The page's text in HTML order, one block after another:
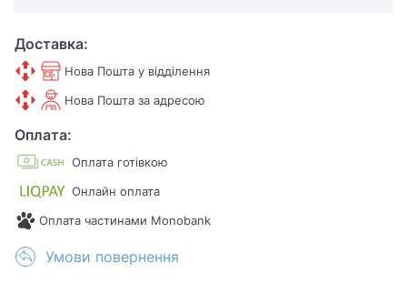
Доставка:
Нова Пошта у відділення
Нова Пошта за адресою
Оплата:
Оплата готівкою
Онлайн оплата
Оплата частинами Monobank
Умови повернення